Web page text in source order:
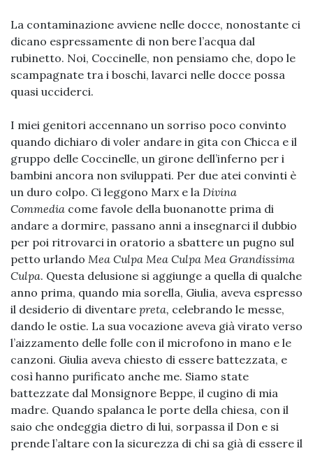
La contaminazione avviene nelle docce, nonostante ci
dicano espressamente di non bere l’acqua dal
rubinetto. Noi, Coccinelle, non pensiamo che, dopo le
scampagnate tra i boschi, lavarci nelle docce possa
quasi ucciderci.
I miei genitori accennano un sorriso poco convinto
quando dichiaro di voler andare in gita con Chicca e il
gruppo delle Coccinelle, un girone dell’inferno per i
bambini ancora non sviluppati. Per due atei convinti è
un duro colpo. Ci leggono Marx e la Divina
Commedia come favole della buonanotte prima di
andare a dormire, passano anni a insegnarci il dubbio
per poi ritrovarci in oratorio a sbattere un pugno sul
petto urlando Mea Culpa Mea Culpa Mea Grandissima
Culpa. Questa delusione si aggiunge a quella di qualche
anno prima, quando mia sorella, Giulia, aveva espresso
il desiderio di diventare preta, celebrando le messe,
dando le ostie. La sua vocazione aveva già virato verso
l’aizzamento delle folle con il microfono in mano e le
canzoni. Giulia aveva chiesto di essere battezzata, e
così hanno purificato anche me. Siamo state
battezzate dal Monsignore Beppe, il cugino di mia
madre. Quando spalanca le porte della chiesa, con il
saio che ondeggia dietro di lui, sorpassa il Don e si
prende l’altare con la sicurezza di chi sa già di essere il